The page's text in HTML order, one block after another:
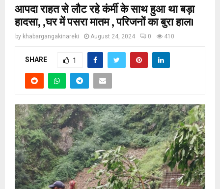
आपदा राहत से लौट रहे कंर्मी के साथ हुआ था बड़ा
हादसा, ,घर में पसरा मातम , परिजनों का बुरा हाल।
by khabargangakinareki August 24, 2024 0 410
SHARE 1